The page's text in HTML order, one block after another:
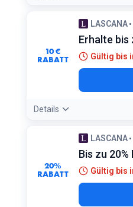
10 €
RABATT
LASCANA
Erhalte bis
Gültig bis
Details
20%
RABATT
LASCANA
Bis zu
Gültig bis